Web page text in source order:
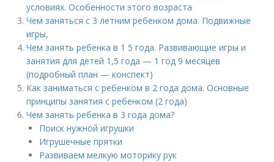
условиях. Особенности этого возраста
Чем заняться с 3 летним ребенком дома. Подвижные
игры,
Чем занять ребенка в 1 5 года. Развивающие игры и
занятия для детей 1,5 года — 1 год 9 месяцев
(подробный план — конспект)
Как заниматься с ребенком в 2 года дома. Основные
принципы занятия с ребенком (2 года)
Чем занять ребенка в 3 года дома?
Поиск нужной игрушки
Игрушечные прятки
Развиваем мелкую моторику рук